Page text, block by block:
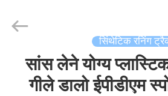
Materials
Reserved.
सिंथेटिक रनिंग
सांस लेने योग्य
गीले डालो ईपीडीएम